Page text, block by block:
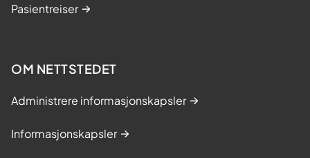
Pasientreiser
OM NETTSTEDET
Administrere informasjonskapsler
Informasjonskapsler